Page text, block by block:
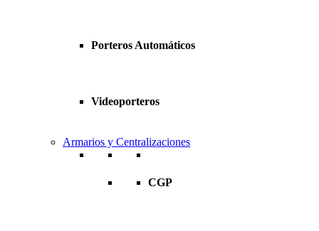
Porteros Automáticos
Videoporteros
Armarios y Centralizaciones
CGP